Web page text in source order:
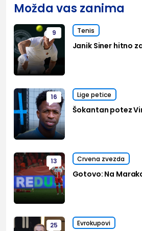
Možda vas zanima
9 Tenis
Janik Siner hitno
16 Lige petice
Šokantan potez
13 Crvena zvezda
Gotovo: Na
25 Evrokupovi